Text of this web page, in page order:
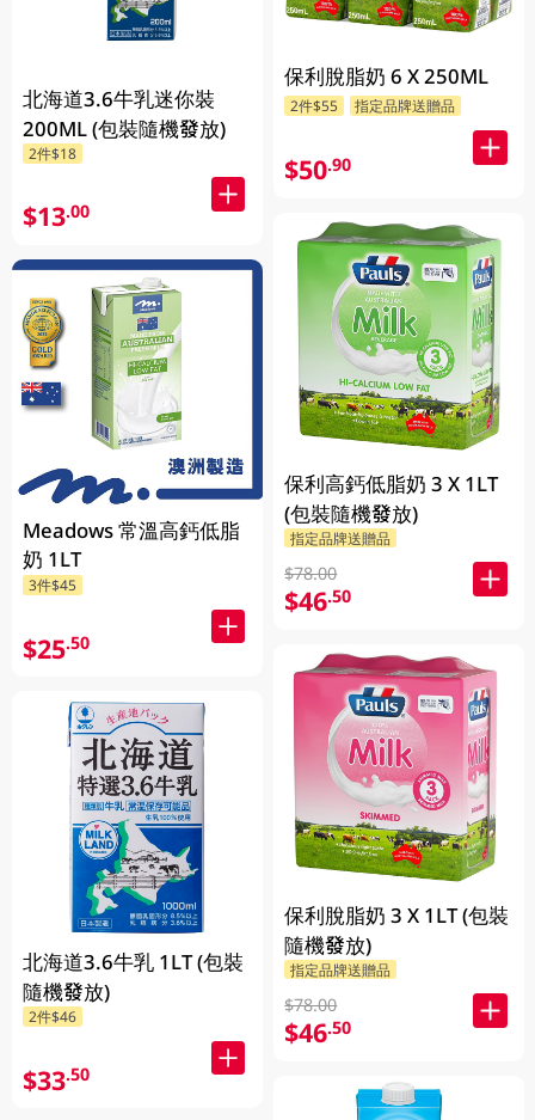
北海道3.6牛乳迷你裝
200ML (包裝隨機發放)
2件$18
$13.00
Meadows 常溫高鈣低脂
奶 1LT
3件$45
$25.50
北海道3.6牛乳 1LT (包裝
隨機發放)
2件$46
$33.50
保利脫脂奶 6 X 250ML
2件$55 指定品牌送贈品
$50.90
保利高鈣低脂奶 3 X 1LT
(包裝隨機發放)
指定品牌送贈品
$78.00
$46.50
保利脫脂奶 3 X 1LT (包裝
隨機發放)
指定品牌送贈品
$78.00
$46.50